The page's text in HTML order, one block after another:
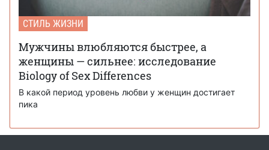
СТИЛЬ ЖИЗНИ
Мужчины влюбляются быстрее, а
женщины — сильнее: исследование
Biology of Sex Differences
В какой период уровень любви у женщин достигает
пика